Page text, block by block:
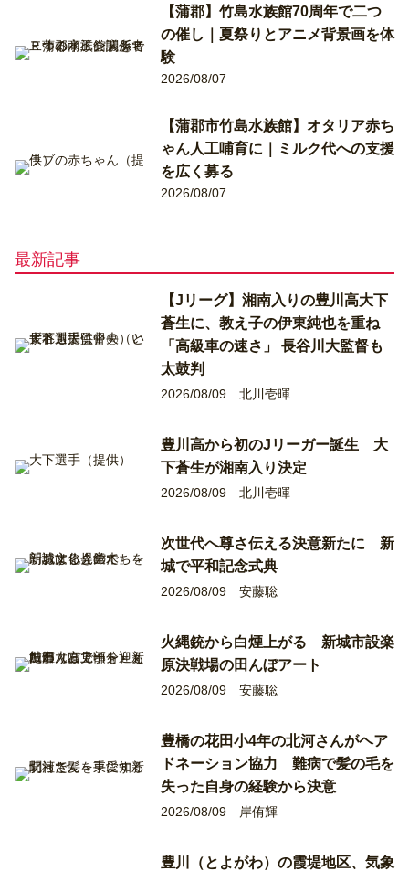
【蒲郡】竹島水族館70周年で二つ
の催し｜夏祭りとアニメ背景画を体
験
2026/08/07
【蒲郡市竹島水族館】オタリア赤ち
ゃん人工哺育に｜ミルク代への支援
を広く募る
2026/08/07
最新記事
【Jリーグ】湘南入りの豊川高大下
蒼生に、教え子の伊東純也を重ね
「高級車の速さ」 長谷川大監督も
太鼓判
2026/08/09 北川壱暉
豊川高から初のJリーガー誕生 大
下蒼生が湘南入り決定
2026/08/09 北川壱暉
次世代へ尊さ伝える決意新たに 新
城で平和記念式典
2026/08/09 安藤聡
火縄銃から白煙上がる 新城市設楽
原決戦場の田んぼアート
2026/08/09 安藤聡
豊橋の花田小4年の北河さんがヘア
ドネーション協力 難病で髪の毛を
失った自身の経験から決意
2026/08/09 岸侑輝
豊川（とよがわ）の霞堤地区、気象